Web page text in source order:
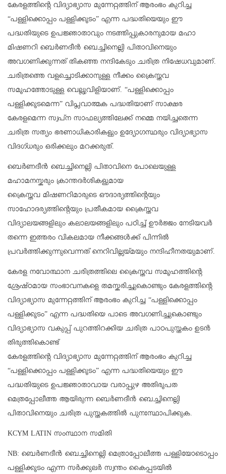
കേരളത്തിൻ്റെ വിദ്യാഭ്യാസ മുന്നേറ്റത്തിന് ആരംഭം കുറിച്ച
“പള്ളിക്കൊപ്പം പള്ളിക്കൂടം” എന്ന പദ്ധതിയെയും ഈ
പദ്ധതിയുടെ ഉപജ്ഞാതാവും നടത്തിപ്പുകാരനുമായ മഹാ
മിഷണറി ബെർണദീൻ ബെച്ചിനെല്ലി പിതാവിനെയും
അവഗണിക്കുന്നത് തികഞ്ഞ നന്ദികേടും ചരിത്ര നിഷേധവുമാണ്.
ചരിത്രത്തെ വളച്ചൊടിക്കാനുള്ള നീക്കം ക്രൈസ്തവ
സമൂഹത്തോടുള്ള വെല്ലുവിളിയാണ്. “പള്ളിക്കൊപ്പം
പള്ളിക്കൂടമെന്ന” വിപ്ലവാത്മക പദ്ധതിയാണ് സാക്ഷര
കേരളമെന്ന സ്വപ്ന സാഫല്യത്തിലേക്ക് നമ്മെ നയിച്ചതെന്ന
ചരിത്ര സത്യം ഭരണാധികാരികളും ഉദ്യോഗസ്ഥരും വിദ്യാഭ്യാസ
വിദഗ്ധരും ഒരിക്കലും മറക്കരുത്.
ബെർണദീൻ ബെച്ചിനെല്ലി പിതാവിനെ പോലെയുള്ള
മഹാമനസ്കരും ക്രാന്തദർശികളുമായ
ക്രൈസ്തവ മിഷണറിമാരുടെ ഔദാര്യത്തിൻ്റെയും
സാഹോദര്യത്തിൻ്റെയും പ്രതീകമായ ക്രൈസ്തവ
വിദ്യാലയങ്ങളിലും കലാലയങ്ങളിലും പഠിച്ച് ഊർജ്ജം നേടിയവർ
തന്നെ ഇത്തരം വികലമായ നീക്കങ്ങൾക്ക് പിന്നിൽ
പ്രവർത്തിക്കുന്നുവെന്നത് നെറിവില്ലയ്മയും നന്ദിഹീനതയുമാണ്.
കേരള നവോത്ഥാന ചരിത്രത്തിലെ ക്രൈസ്തവ സമൂഹത്തിൻ്റെ
ശ്രേഷ്ഠമായ സംഭാവനകളെ തമസ്കരിച്ചുകൊണ്ടും കേരളത്തിൻ്റെ
വിദ്യാഭ്യാസ മുന്നേറ്റത്തിന് ആരംഭം കുറിച്ച “പള്ളിക്കൊപ്പം
പള്ളിക്കൂടം” എന്ന പദ്ധതിയെ പാടെ അവഗണിച്ചുകൊണ്ടും
വിദ്യാഭ്യാസ വകുപ്പ് പുറത്തിറക്കിയ ചരിത്ര പാഠപുസ്തകം ഉടൻ
തിരുത്തികൊണ്ട്
കേരളത്തിൻ്റെ വിദ്യാഭ്യാസ മുന്നേറ്റത്തിന് ആരംഭം കുറിച്ച
“പള്ളിക്കൊപ്പം പള്ളിക്കൂടം” എന്ന പദ്ധതിയെയും ഈ
പദ്ധതിയുടെ ഉപജ്ഞാതാവായ വരാപ്പുഴ അതിരൂപത
മെത്രപ്പോലീത്ത ആയിരുന്ന ബെർണദീൻ ബെച്ചിനെല്ലി
പിതാവിനെയും ചരിത്ര പുസ്തകത്തിൽ പുനഃസ്ഥാപിക്കുക.
KCYM LATIN സംസ്ഥാന സമിതി
NB: ബെർണദീൻ ബെച്ചിനെല്ലി മെത്രാപ്പോലീത്ത പള്ളിയോടൊപ്പം
പള്ളിക്കൂടം എന്ന സർക്കുലർ സ്വന്തം കൈപ്പടയിൽ